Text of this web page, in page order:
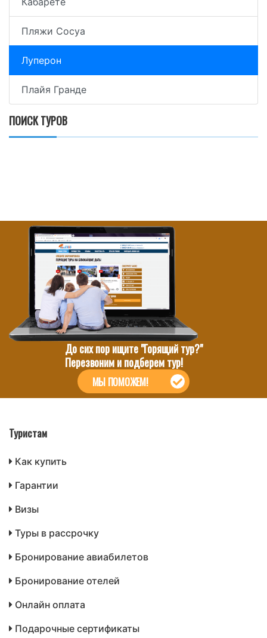
Пляжи Сосуа
Луперон
Плайя Гранде
ПОИСК ТУРОВ
До сих пор ищите "Горящий тур?"
Перезвоним и подберем тур!
МЫ ПОМОЖЕМ!
Туристам
Как купить
Гарантии
Визы
Туры в рассрочку
Бронирование авиабилетов
Бронирование отелей
Онлайн оплата
Подарочные сертификаты